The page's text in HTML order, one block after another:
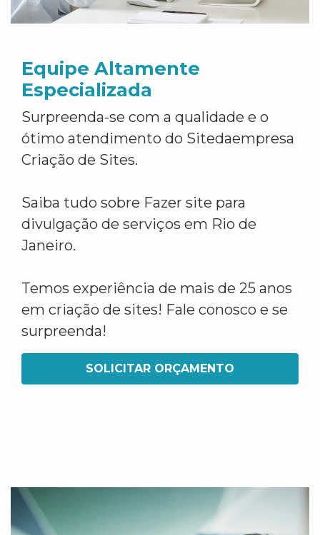
Equipe Altamente
Especializada
Surpreenda-se com a qualidade e o
ótimo atendimento do Sitedaempresa
Criação de Sites.
Saiba tudo sobre Fazer site para
divulgação de serviços em Rio de
Janeiro.
Temos experiência de mais de 25 anos
em criação de sites! Fale conosco e se
surpreenda!
SOLICITAR ORÇAMENTO